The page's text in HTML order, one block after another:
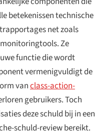
betekenissen technische
net zoals
Ze
functie die wordt
vermenigvuldigt de
vanclass-action-
gebruikers. Toch
deze schuld bij in een
schuld-review bereikt.